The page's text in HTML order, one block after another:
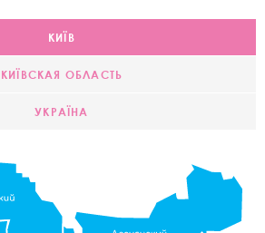
КИЇВ
КИЇВСКАЯ ОБЛАСТЬ
УКРАЇНА